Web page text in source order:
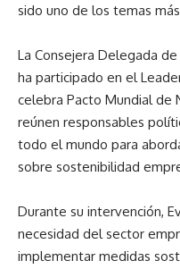
sido uno de los temas
La Consejera Delegada
ha participado en el
celebra Pacto Mundial de
reúnen responsables
todo el mundo para
sobre sostenibilidad
Durante su intervención,
necesidad del sector
implementar medidas